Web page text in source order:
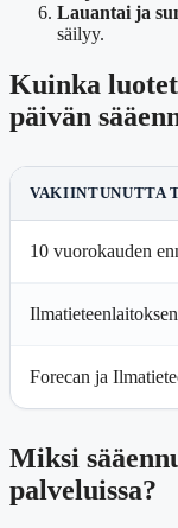
Lauantai ja
säilyy.
Kuinka
päivän
VAKIINTUNUTTA
10 vuorokauden
Forecan ja
Miksi
palveluissa?